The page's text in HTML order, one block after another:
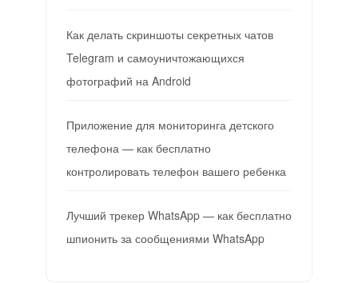
Как делать скриншоты секретных чатов
Telegram и самоуничтожающихся
фотографий на Android
Приложение для мониторинга детского
телефона — как бесплатно
контролировать телефон вашего ребенка
Лучший трекер WhatsApp — как бесплатно
шпионить за сообщениями WhatsApp